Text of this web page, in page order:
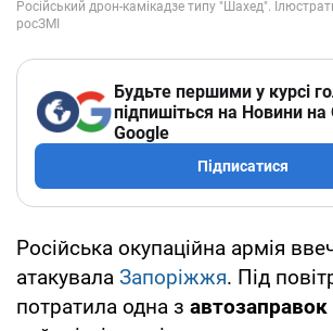
Будьте першими у курсі
підпишіться на Новини на
Google
Підписатися
Російська окупаційна армія
атакувала Запоріжжя. Під
потратила одна з автозаправок